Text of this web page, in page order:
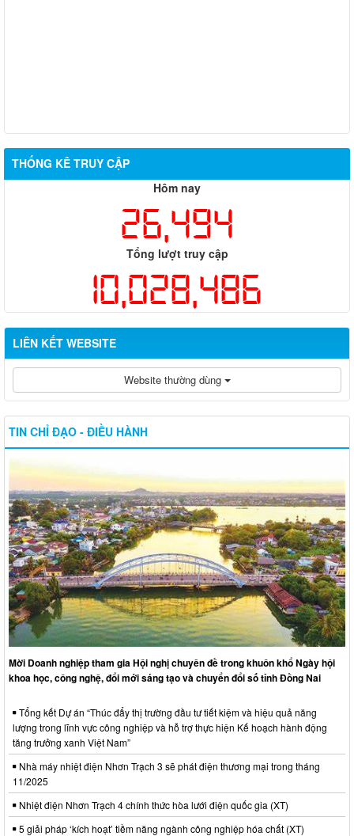
THỐNG KÊ TRUY CẬP
Hôm nay
26,494
Tổng lượt truy cập
10,028,486
LIÊN KẾT WEBSITE
Website thường dùng
TIN CHỈ ĐẠO - ĐIỀU HÀNH
Mời Doanh nghiệp tham gia Hội nghị chuyên đề trong khuôn khổ Ngày hội
khoa học, công nghệ, đổi mới sáng tạo và chuyển đổi số tỉnh Đồng Nai
Tổng kết Dự án “Thúc đẩy thị trường đầu tư tiết kiệm và hiệu quả năng
lượng trong lĩnh vực công nghiệp và hỗ trợ thực hiện Kế hoạch hành động
tăng trưởng xanh Việt Nam”
Nhà máy nhiệt điện Nhơn Trạch 3 sẽ phát điện thương mại trong tháng
11/2025
Nhiệt điện Nhơn Trạch 4 chính thức hòa lưới điện quốc gia (XT)
5 giải pháp ‘kích hoạt’ tiềm năng ngành công nghiệp hóa chất (XT)